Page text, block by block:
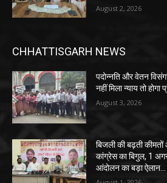
August 2, 2026
CHHATTISGARH NEWS
पदोन्नति और वेतन
नहीं मिला न्याय तो होगा
August 3, 2026
बिजली की बढ़ती
कांग्रेस का बिगुल, 1
आंदोलन का बड़ा ऐलान…